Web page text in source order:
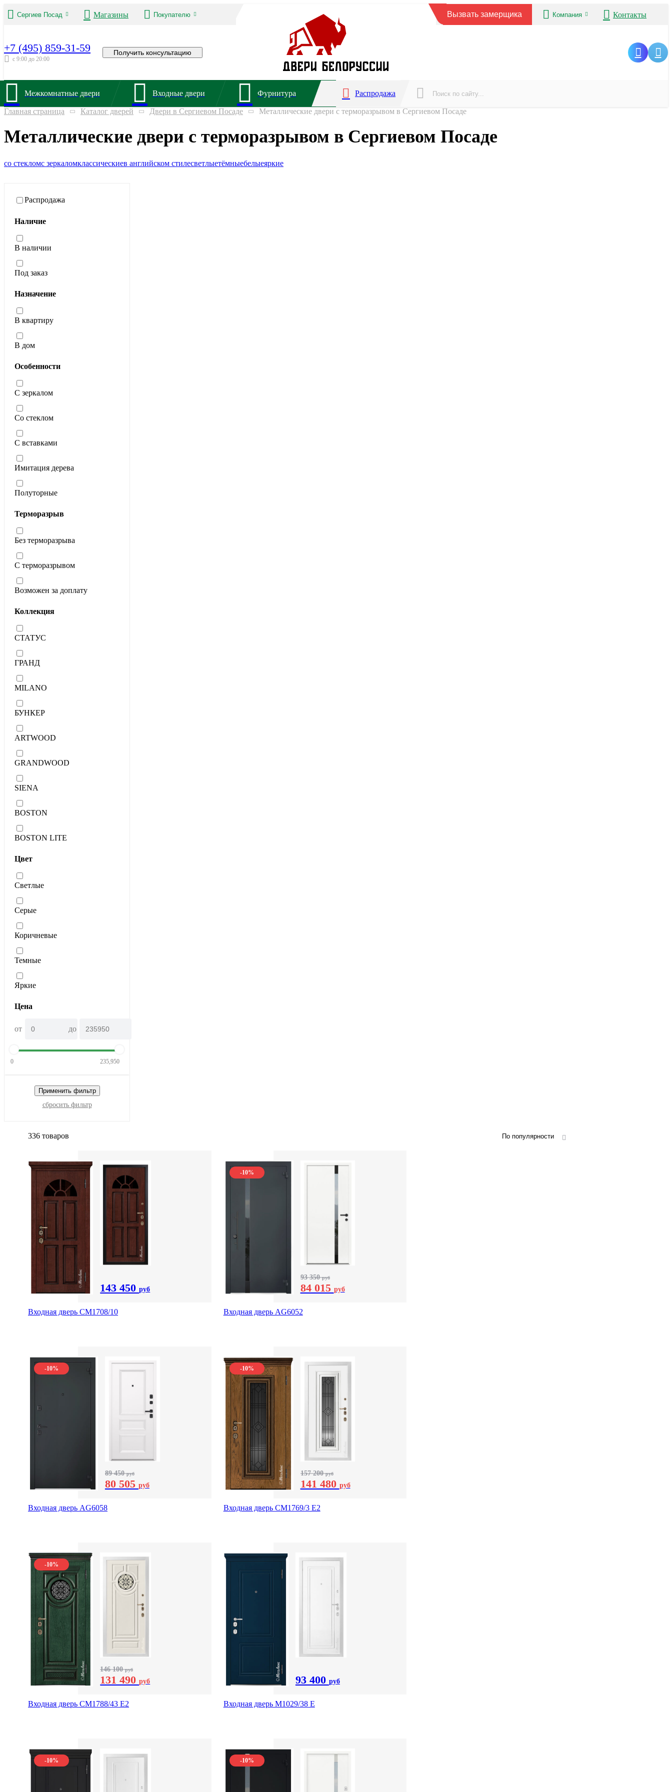
Сергиев Посад Магазины Покупателю Вызвать замерщика Компания Контакты
+7 (495) 859-31-59
с 9:00 до 20:00
Получить консультацию
Межкомнатные двери Входные двери Фурнитура Распродажа
Главная страница Каталог дверей Двери в Сергиевом Посаде Металлические двери с терморазрывом в Сергиевом Посаде
Металлические двери с терморазрывом в Сергиевом Посаде
со стекломс зеркаломклассическиев английском стилесветлыетёмныебелыеяркие
Распродажа
Наличие
В наличии
Под заказ
Назначение
В квартиру
В дом
Особенности
С зеркалом
Со стеклом
С вставками
Имитация дерева
Полуторные
Терморазрыв
Без терморазрыва
С терморазрывом
Возможен за доплату
Коллекция
СТАТУС
ГРАНД
MILANO
БУНКЕР
ARTWOOD
GRANDWOOD
SIENA
BOSTON
BOSTON LITE
Цвет
Светлые
Серые
Коричневые
Темные
Яркие
Цена
от до
0 235,950
Применить фильтр
сбросить фильтр
336 товаров По популярности
143 450руб
Входная дверь CМ1708/10
-10%
93 350руб
84 015 руб
Входная дверь AG6052
-10%
89 450руб
80 505 руб
Входная дверь AG6058
-10%
157 200руб
141 480 руб
Входная дверь СМ1769/3 Е2
-10%
146 100руб
131 490руб
Входная дверь СМ1788/43 E2
93 400 руб
Входная дверь М1029/38 E
-10% -10%